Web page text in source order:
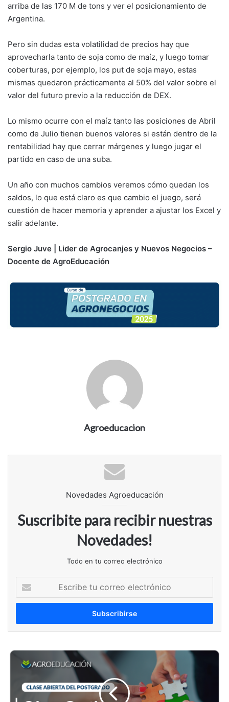
arriba de las 170 M de tons y ver el posicionamiento de
Argentina.
Pero sin dudas esta volatilidad de precios hay que
aprovecharla tanto de soja como de maíz, y luego tomar
coberturas, por ejemplo, los put de soja mayo, estas
mismas quedaron prácticamente al 50% del valor sobre el
valor del futuro previo a la reducción de DEX.
Lo mismo ocurre con el maíz tanto las posiciones de Abril
como de Julio tienen buenos valores si están dentro de la
rentabilidad hay que cerrar márgenes y luego jugar el
partido en caso de una suba.
Un año con muchos cambios veremos cómo quedan los
saldos, lo que está claro es que cambio el juego, será
cuestión de hacer memoria y aprender a ajustar los Excel y
salir adelante.
Sergio Juve | Lider de Agrocanjes y Nuevos Negocios –
Docente de AgroEducación
Agroeducacion
Novedades Agroeducación
Suscribite para recibir nuestras
Novedades!
Todo en tu correo electrónico
correo
CLASE
ABIERTA:
Gestionar
Conflictos